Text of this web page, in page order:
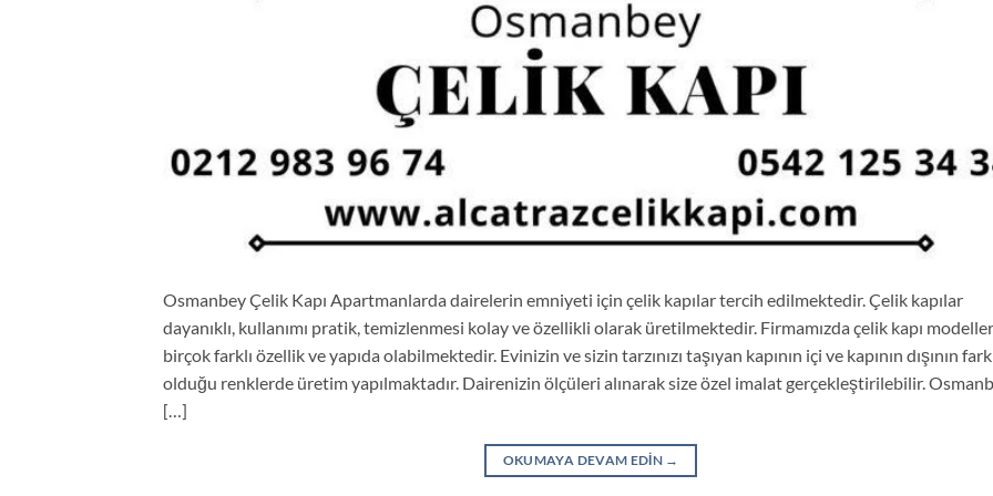
Osmanbey Çelik Kapı Apartmanlarda dairelerin emniyeti için çelik kapılar tercih edilmektedir. Çelik kapılar
dayanıklı, kullanımı pratik, temizlenmesi kolay ve özellikli olarak üretilmektedir. Firmamızda çelik kapı
birçok farklı özellik ve yapıda olabilmektedir. Evinizin ve sizin tarzınızı taşıyan kapının içi ve kapının dışının
olduğu renklerde üretim yapılmaktadır. Dairenizin ölçüleri alınarak size özel imalat gerçekleştirilebilir.
[…]
OKUMAYA DEVAM EDIN →